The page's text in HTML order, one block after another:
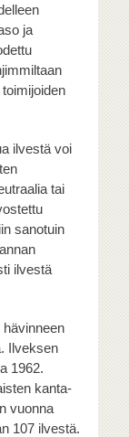
ja
ilvestä voi
tai
sanotuin
ilvestä
hävinneen
Ilveksen
1962.
kanta-
vuonna
107 ilvestä.